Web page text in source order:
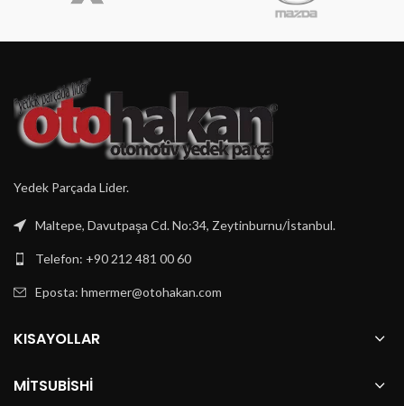
Yedek Parçada Lider.
Maltepe, Davutpaşa Cd. No:34, Zeytinburnu/İstanbul.
Telefon: +90 212 481 00 60
Eposta: hmermer@otohakan.com
KISAYOLLAR
MITSUBISHI